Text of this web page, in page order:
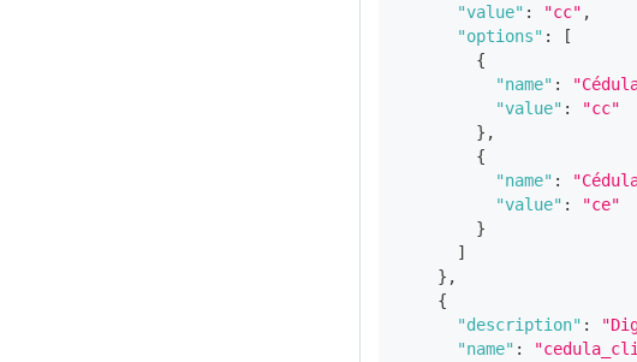
"value" : "cc" ,
"options" :
[
{
"name" :
"value" :
"cc"
} ,
{
"name" :
"value" :
"ce"
}
]
} ,
{
"description" :
"name" :